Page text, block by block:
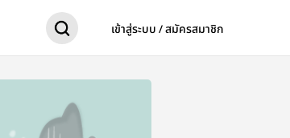
เข้าสู่ระบบ / สมัครสมาชิก